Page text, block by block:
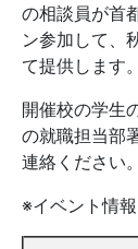
の相談員が首
ン参加して、
て提供します。
開催校の学生
の就職担当部
連絡ください。
※イベント情